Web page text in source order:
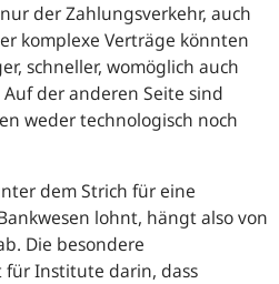
der Zahlungsverkehr, auch
komplexe Verträge könnten
schneller, womöglich auch
der anderen Seite sind
weder technologisch noch
dem Strich für eine
lohnt, hängt also von
Die besondere
Institute darin, dass